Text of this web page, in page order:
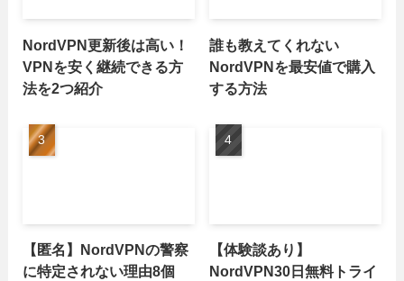
NordVPN更新後は高い！
VPNを安く継続できる方
法を2つ紹介
誰も教えてくれない
NordVPNを最安値で購入
する方法
【匿名】NordVPNの警察
に特定されない理由8個
【体験談あり】
NordVPN30日無料トライ